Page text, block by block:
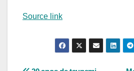
Source link